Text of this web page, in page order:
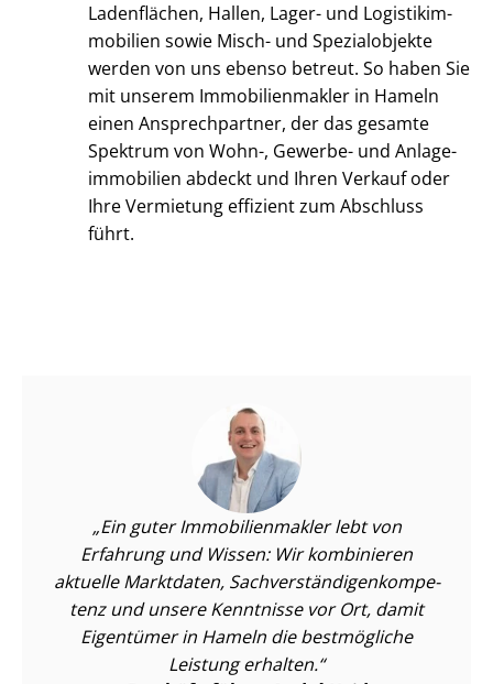
Ladenflächen, Hallen, Lager- und Lo­gis­tik­im­
mo­bi­li­en sowie Misch- und Spezialobjekte
werden von uns ebenso betreut. So haben Sie
mit unserem Im­mo­bi­li­en­mak­ler in Hameln
einen Ansprechpartner, der das gesamte
Spektrum von Wohn-, Gewerbe- und An­la­ge­
im­mo­bi­li­en abdeckt und Ihren Verkauf oder
Ihre Vermietung effizient zum Abschluss
führt.
Ein guter Im­mo­bi­li­en­mak­ler lebt von
Erfahrung und Wissen: Wir kombinieren
aktuelle Marktdaten, Sach­ver­stän­di­gen­kom­pe­
tenz und unsere Kenntnisse vor Ort, damit
Eigentümer in Hameln die bestmögliche
Leistung erhalten.